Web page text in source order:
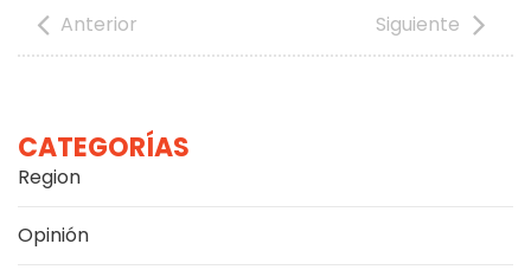
Anterior Siguiente
CATEGORÍAS
Region
Opinión